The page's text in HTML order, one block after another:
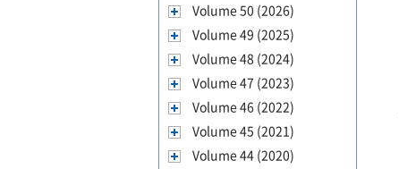
Volume 50 (2026)
Volume 49 (2025)
Volume 48 (2024)
Volume 47 (2023)
Volume 46 (2022)
Volume 45 (2021)
Volume 44 (2020)